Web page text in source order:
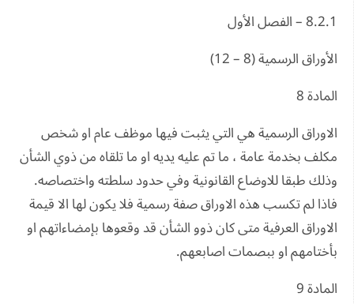
8.2.1 – الفصل الأول
الأوراق الرسمية (8 – 12)
المادة 8
الاوراق الرسمية هي التي يثبت فيها موظف عام او شخص
مكلف بخدمة عامة ، ما تم عليه يديه او ما تلقاه من ذوي الشأن
وذلك طبقا للاوضاع القانونية وفي حدود سلطته واختصاصه.
فاذا لم تكسب هذه الاوراق صفة رسمية فلا يكون لها الا قيمة
الاوراق العرفية متى كان ذوو الشأن قد وقعوها بإمضاءاتهم او
بأختامهم او ببصمات اصابعهم.
المادة 9